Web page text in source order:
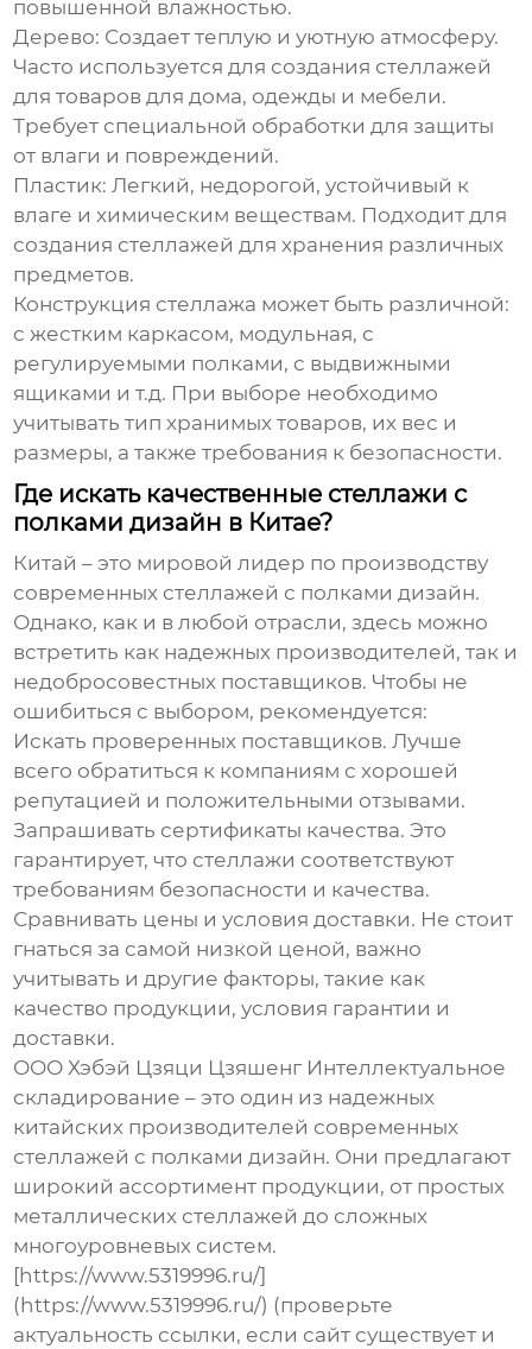
повышенной влажностью.
Дерево: Создает теплую и уютную атмосферу.
Часто используется для создания стеллажей
для товаров для дома, одежды и мебели.
Требует специальной обработки для защиты
от влаги и повреждений.
Пластик: Легкий, недорогой, устойчивый к
влаге и химическим веществам. Подходит для
создания стеллажей для хранения различных
предметов.
Конструкция стеллажа может быть различной:
с жестким каркасом, модульная, с
регулируемыми полками, с выдвижными
ящиками и т.д. При выборе необходимо
учитывать тип хранимых товаров, их вес и
размеры, а также требования к безопасности.
Где искать качественные стеллажи с
полками дизайн в Китае?
Китай – это мировой лидер по производству
современных стеллажей с полками дизайн.
Однако, как и в любой отрасли, здесь можно
встретить как надежных производителей, так и
недобросовестных поставщиков. Чтобы не
ошибиться с выбором, рекомендуется:
Искать проверенных поставщиков. Лучше
всего обратиться к компаниям с хорошей
репутацией и положительными отзывами.
Запрашивать сертификаты качества. Это
гарантирует, что стеллажи соответствуют
требованиям безопасности и качества.
Сравнивать цены и условия доставки. Не стоит
гнаться за самой низкой ценой, важно
учитывать и другие факторы, такие как
качество продукции, условия гарантии и
доставки.
ООО Хэбэй Цзяци Цзяшенг Интеллектуальное
складирование – это один из надежных
китайских производителей современных
стеллажей с полками дизайн. Они предлагают
широкий ассортимент продукции, от простых
металлических стеллажей до сложных
многоуровневых систем.
[https://www.5319996.ru/]
(https://www.5319996.ru/) (проверьте
актуальность ссылки, если сайт существует и